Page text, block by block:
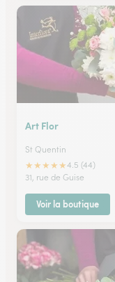
Art Flor
St Quentin
★★★★★4.5 (44)
31, rue de Guise
Voir la boutique